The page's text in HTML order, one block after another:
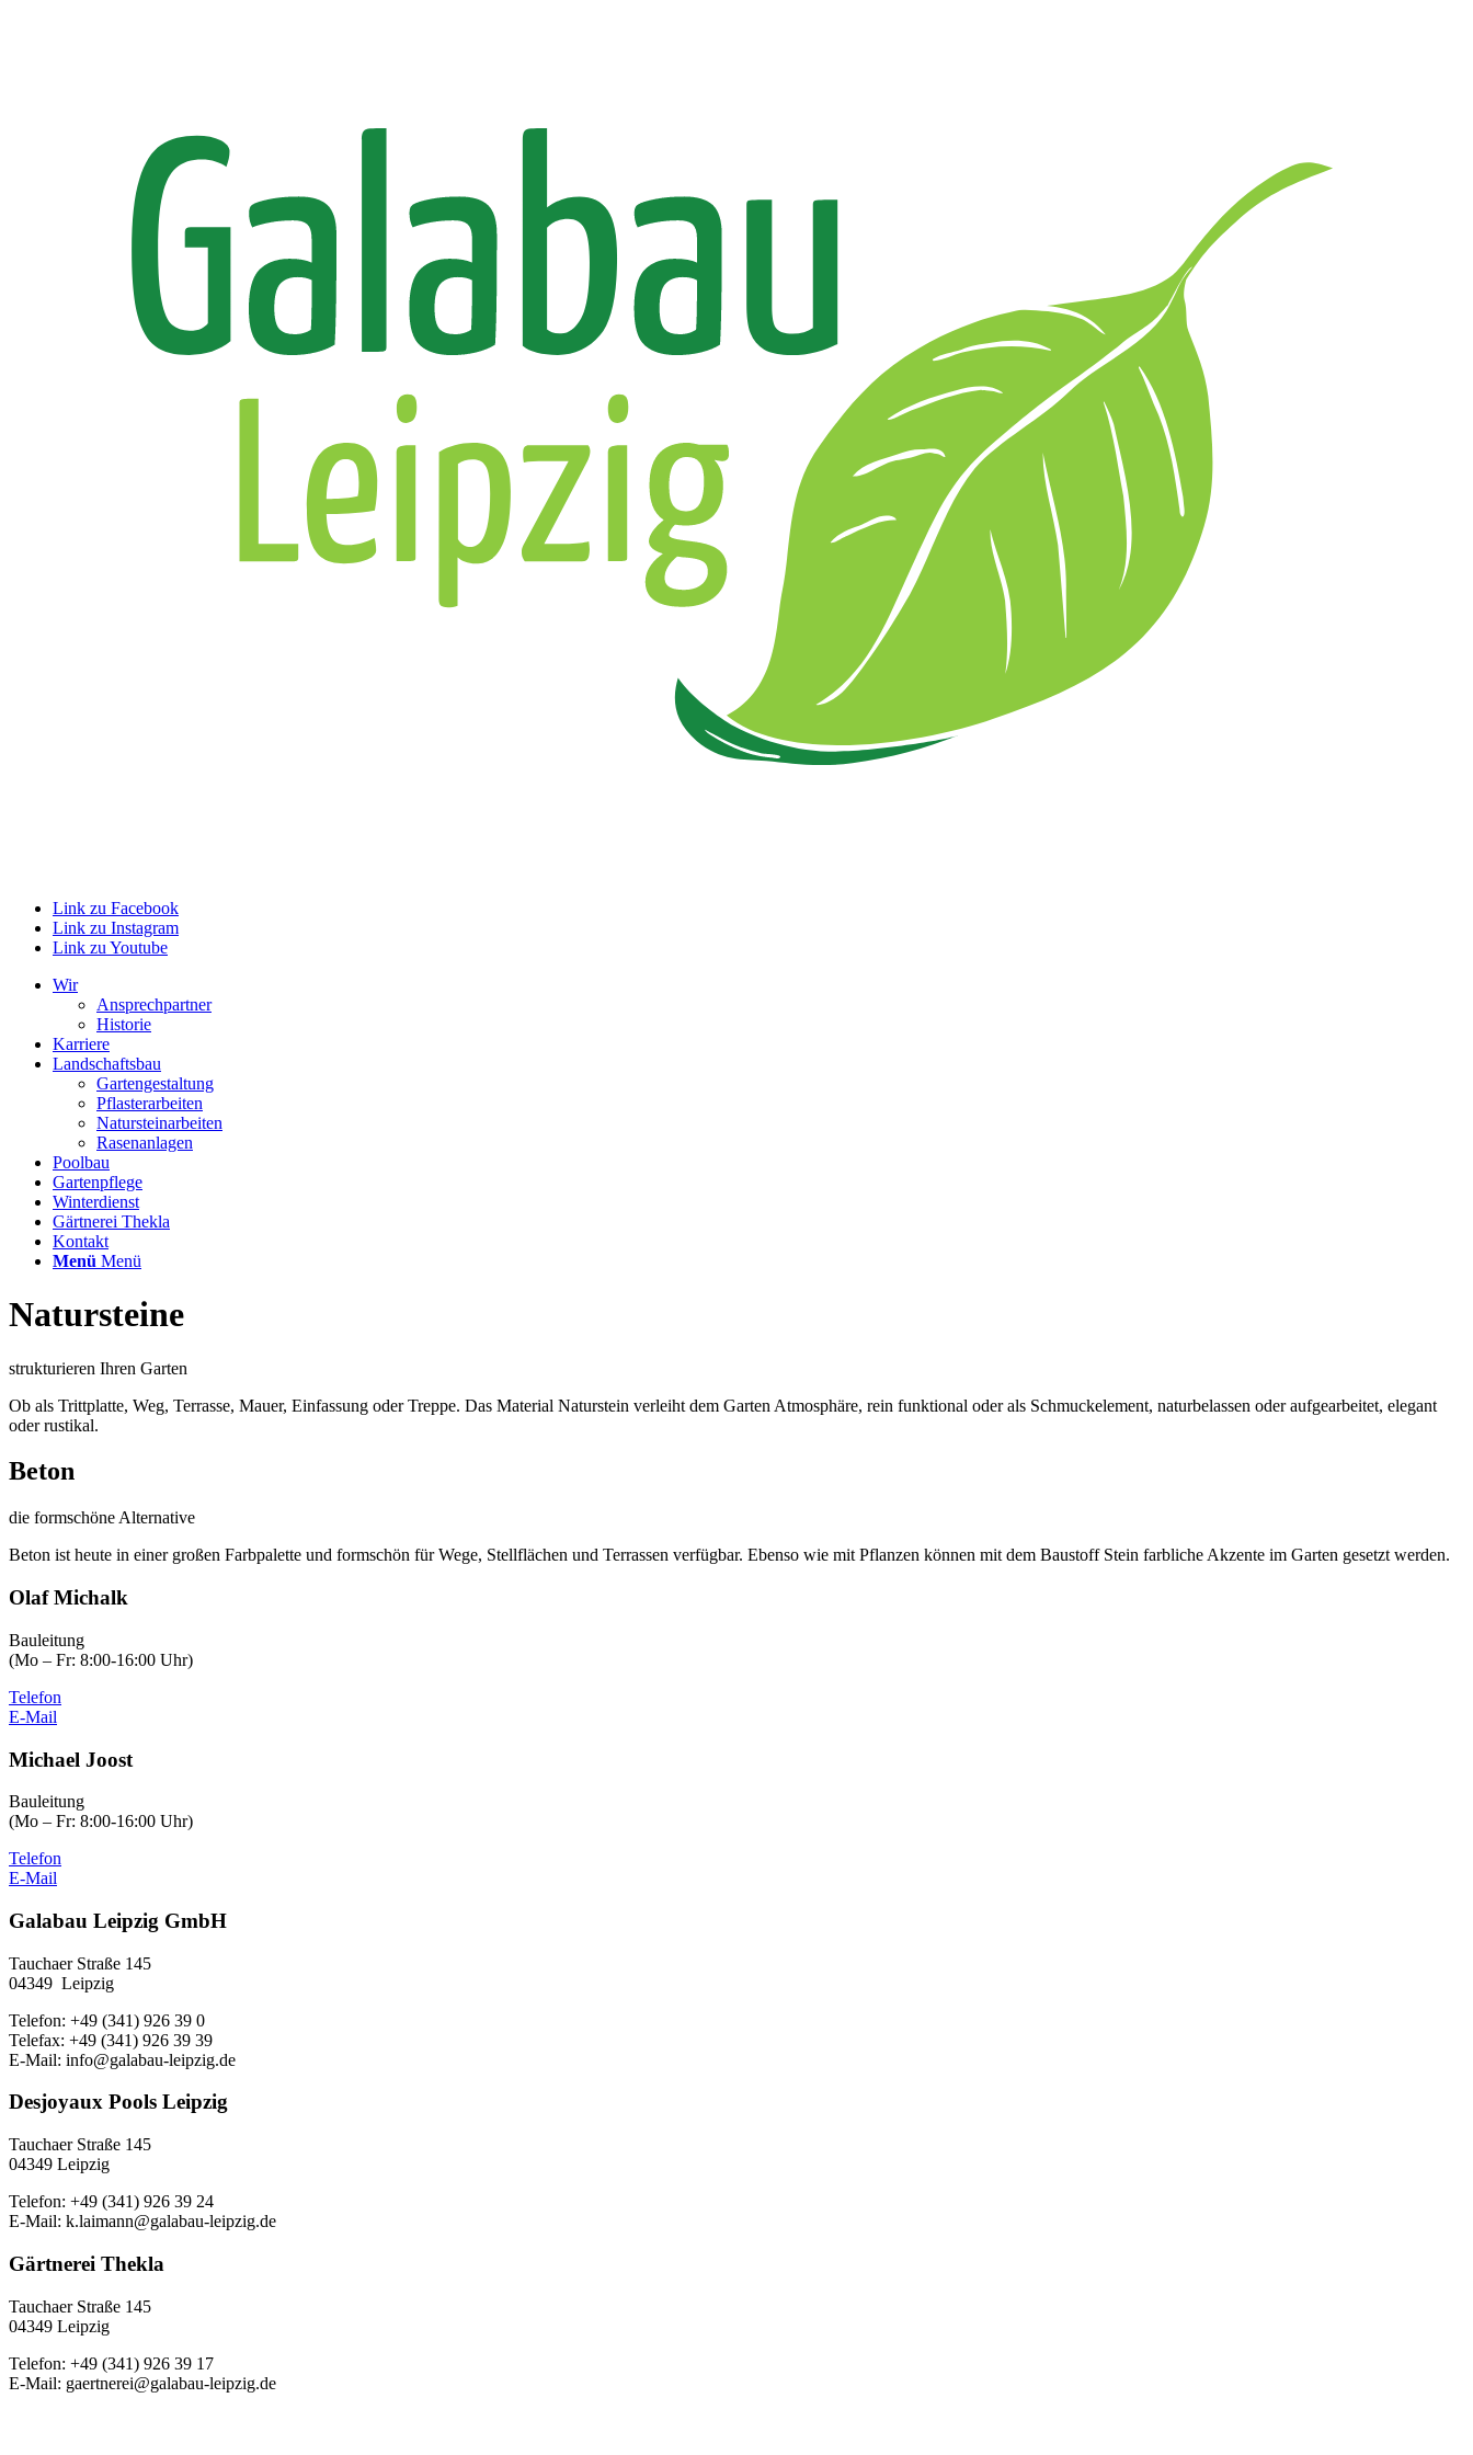
Link zu Facebook
Link zu Instagram
Link zu Youtube
Wir
Ansprechpartner
Historie
Karriere
Landschaftsbau
Gartengestaltung
Pflasterarbeiten
Natursteinarbeiten
Rasenanlagen
Poolbau
Gartenpflege
Winterdienst
Gärtnerei Thekla
Kontakt
Menü Menü
Natursteine
strukturieren Ihren Garten
Ob als Trittplatte, Weg, Terrasse, Mauer, Einfassung oder Treppe. Das Material Naturstein verleiht dem Garten Atmosphäre, rein funktional oder als Schmuckelement, naturbelassen oder aufgearbeitet, elegant
oder rustikal.
Beton
die formschöne Alternative
Beton ist heute in einer großen Farbpalette und formschön für Wege, Stellflächen und Terrassen verfügbar. Ebenso wie mit Pflanzen können mit dem Baustoff Stein farbliche Akzente im Garten gesetzt werden.
Olaf Michalk
Bauleitung
(Mo – Fr: 8:00-16:00 Uhr)
Telefon
E-Mail
Michael Joost
Bauleitung
(Mo – Fr: 8:00-16:00 Uhr)
Telefon
E-Mail
Galabau Leipzig GmbH
Tauchaer Straße 145
04349 Leipzig
Telefon: +49 (341) 926 39 0
Telefax: +49 (341) 926 39 39
E-Mail: info@galabau-leipzig.de
Desjoyaux Pools Leipzig
Tauchaer Straße 145
04349 Leipzig
Telefon: +49 (341) 926 39 24
E-Mail: k.laimann@galabau-leipzig.de
Gärtnerei Thekla
Tauchaer Straße 145
04349 Leipzig
Telefon: +49 (341) 926 39 17
E-Mail: gaertnerei@galabau-leipzig.de